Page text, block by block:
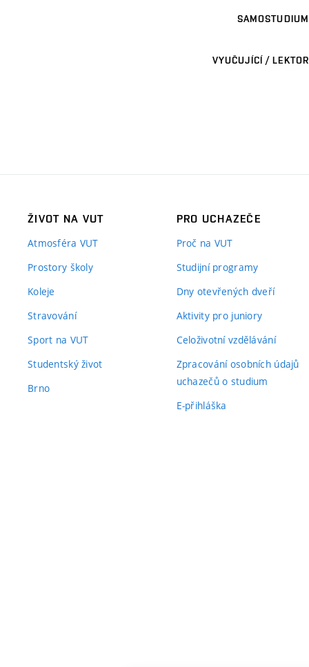
SAMOSTUDIUM
VYUČUJÍCÍ / LEKTOR
ŽIVOT NA VUT
Atmosféra VUT
Prostory školy
Koleje
Stravování
Sport na VUT
Studentský život
Brno
PRO UCHAZEČE
Proč na VUT
Studijní programy
Dny otevřených dveří
Aktivity pro juniory
Celoživotní vzdělávání
Zpracování osobních údajů
uchazečů o studium
E-přihláška